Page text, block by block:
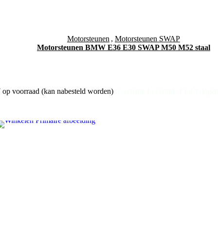
Motorsteunen , Motorsteunen SWAP
Motorsteunen BMW E36 E30 SWAP M50 M52 staal
op voorraad (kan nabesteld worden)